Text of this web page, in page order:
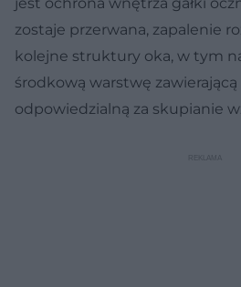
zostaje przerwana, zapalenie
kolejne struktury oka, w tym
środkową warstwę
odpowiedzialną za skupianie